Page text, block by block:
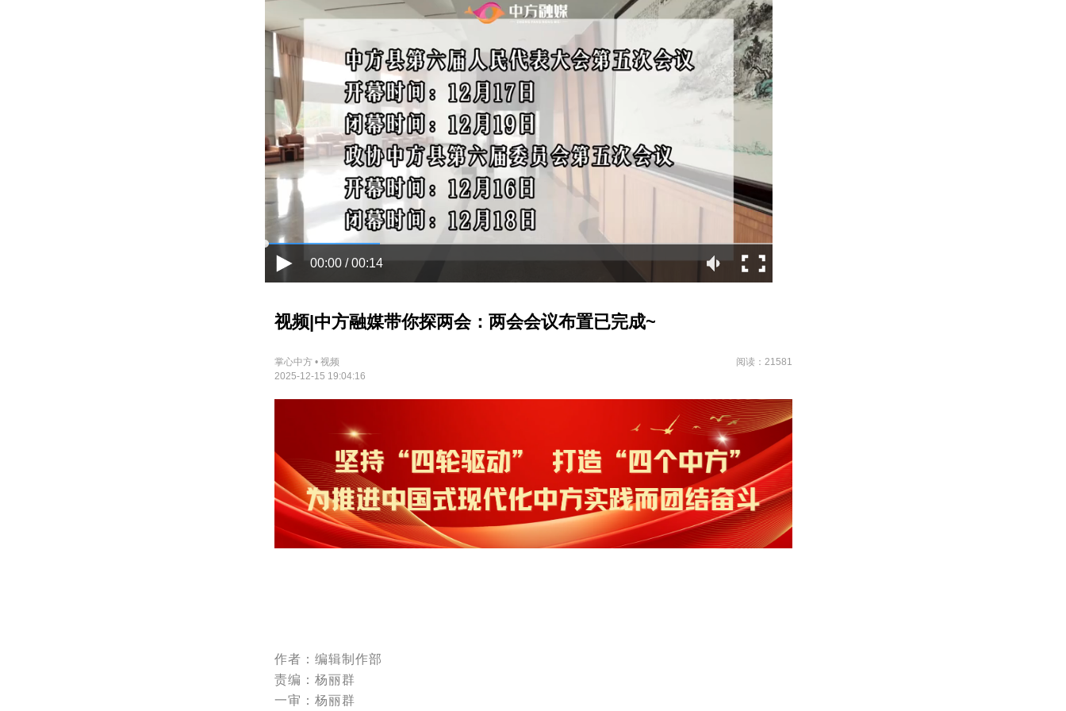
00:00 / 00:14
视频|中方融媒带你探两会：两会会议布置已完成~
掌心中方 • 视频
阅读：21581
2025-12-15 19:04:16
作者：编辑制作部
责编：杨丽群
一审：杨丽群